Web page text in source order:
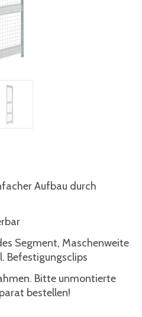
Aufbau durch
Segment, Maschenweite
Befestigungsclips
Bitte unmontierte
bestellen!